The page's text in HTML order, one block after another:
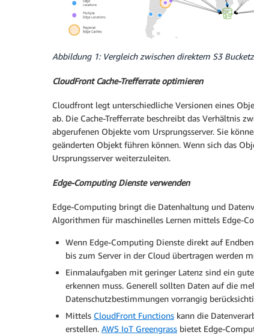
Abbildung 1: Vergleich zwischen direktem S3
CloudFront Cache-Trefferrate optimieren
Cloudfront legt unterschiedliche Versionen eines
ab. Die Cache-Trefferrate beschreibt das Verhältnis
abgerufenen Objekte vom Ursprungsserver. Sie
geänderten Objekt führen können. Wenn sich das
Ursprungsserver weiterzuleiten.
Edge-Computing Dienste verwenden
Edge-Computing bringt die Datenhaltung und
Algorithmen für maschinelles Lernen mittels Edge-
Wenn Edge-Computing Dienste direkt auf
bis zum Server in der Cloud übertragen werden
Einmalaufgaben mit geringer Latenz sind ein
erkennen muss. Generell sollten Daten auf die
Datenschutzbestimmungen vorrangig
Mittels CloudFront Functions kann die
erstellen. AWS IoT Greengrass bietet Edge-